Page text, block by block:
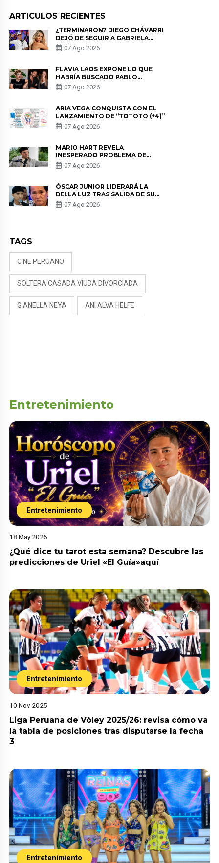
ARTICULOS RECIENTES
¿TERMINARON? DIEGO CHÁVARRI
DEJÓ DE SEGUIR A GABRIELA
HERRERA Y ANUNCIA SU SALIDA
DE PÓDCAST
07 Ago 2026
FLAVIA LAOS EXPONE LO QUE
HABRÍA BUSCADO PABLO
HEREDIA CON ALE FULLER: “UNA
DE LAS PARTES QUERÍA EL
07 Ago 2026
ARIA VEGA CONQUISTA CON EL
LANZAMIENTO DE “TOTOTO (+4)”
07 Ago 2026
MARIO HART REVELA
INESPERADO PROBLEMA DE
SALUD ANTES DE SEPARARSE DE
KORINA: “ME ENCONTRARON UN
07 Ago 2026
ÓSCAR JUNIOR LIDERARÁ LA
BELLA LUZ TRAS SALIDA DE SU
PADRE POR POLÉMICA CON
NALDY SALDAÑA
07 Ago 2026
TAGS
CINE PERUANO
SOLTERA CASADA VIUDA DIVORCIADA
GIANELLA NEYA ANI ALVA HELFE
Entretenimiento
Entretenimiento
18 May 2026
¿Qué dice tu tarot esta semana? Descubre las
predicciones de Uriel «El Guía»aquí
Entretenimiento
10 Nov 2025
Liga Peruana de Vóley 2025/26: revisa cómo va
la tabla de posiciones tras disputarse la fecha
3
Entretenimiento